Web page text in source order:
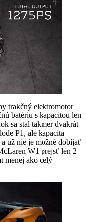
trakčný elektromotor
batériu s kapacitou len
sa stal takmer dvakrát
P1, ale kapacita
už nie je možné dobíjať
W1 prejsť len 2
menej ako celý